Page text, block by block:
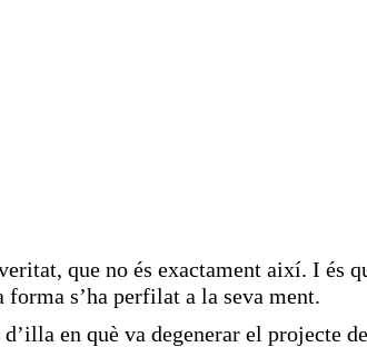
que no és exactament així. I és
s’ha perfilat a la seva ment.
en què va degenerar el projecte